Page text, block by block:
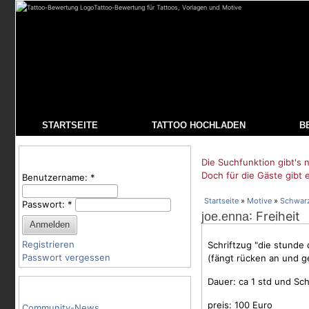
Tattoo-Bewertung für Tattoos, Vorlagen und Motive
STARTSEITE TATTOO HOCHLADEN
Benutzername: *
Passwort: *
Registrieren
Passwort vergessen
Die Suchfunktion gibt's
Doch für die Gäste gibt
Startseite » Motive »
joe.enna: Freiheit
Schriftzug "die
(fängt rücken an und
Dauer: ca 1 std und
preis: 100 Euro